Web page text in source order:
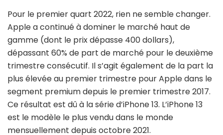
Pour le premier quart 2022, rien ne semble changer.
Apple a continué à dominer le marché haut de
gamme (dont le prix dépasse 400 dollars),
dépassant 60% de part de marché pour le deuxième
trimestre consécutif. Il s’agit également de la part la
plus élevée au premier trimestre pour Apple dans le
segment premium depuis le premier trimestre 2017.
Ce résultat est dû à la série d’iPhone 13. L’iPhone 13
est le modèle le plus vendu dans le monde
mensuellement depuis octobre 2021.